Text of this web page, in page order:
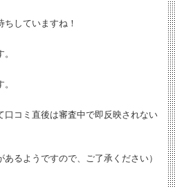
していますね！
口コミ直後は審査中で即反映されない
るようですので、ご了承ください）